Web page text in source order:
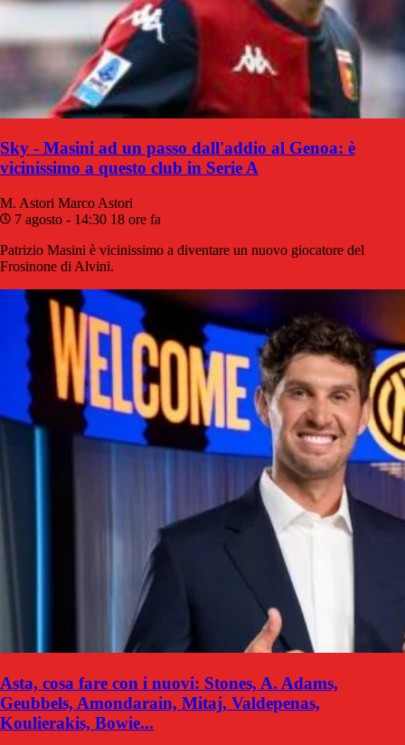
Sky - Masini ad un passo dall'addio al Genoa: è
vicinissimo a questo club in Serie A
M. Astori Marco Astori
7 agosto - 14:30 18 ore fa
Patrizio Masini è vicinissimo a diventare un nuovo giocatore del
Frosinone di Alvini.
Asta, cosa fare con i nuovi: Stones, A. Adams,
Geubbels, Amondarain, Mitaj, Valdepenas,
Koulierakis, Bowie...